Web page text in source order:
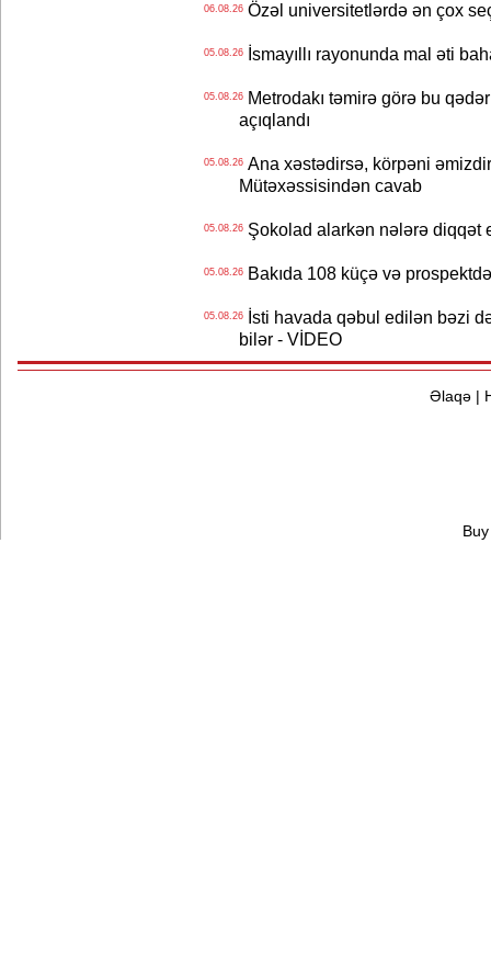
06.08.26Özəl universitetlərdə ən çox
05.08.26İsmayıllı rayonunda mal əti
05.08.26Metrodakı təmirə görə bu
açıqlandı
05.08.26Ana xəstədirsə, körpəni
Mütəxəssisindən cavab
05.08.26Şokolad alarkən nələrə diqqət
05.08.26Bakıda 108 küçə və
05.08.26İsti havada qəbul edilən bəzi
bilər - VİDEO
Əlaqə|